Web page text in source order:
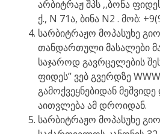
არბიტრაჟ შპს ,,ბონა
ქ., N 71ა, ბინა N2 . მობ:
სარბიტრაჟო მოპასუხე
თანდართული მასალები
საჯაროდ გავრცელების
ფიდეს’’ ვებ გვერდზე
გამოქვეყნებიდან
აითვლება ამ დროიდან.
სარბიტრაჟო მოპასუხე